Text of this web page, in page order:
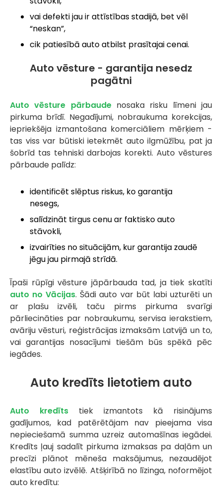
vai defekti jau ir attīstības stadijā, bet vēl
“neskan”,
cik patiesībā auto atbilst prasītajai cenai.
Auto vēsture - garantija nesedz
pagātni
Auto vēsture pārbaudenosaka risku līmeni jau
pirkuma brīdī. Negadījumi, nobraukuma korekcijas,
iepriekšēja izmantošana komerciāliem mērķiem -
tas viss var būtiski ietekmēt auto ilgmūžību, pat ja
šobrīd tas tehniski darbojas korekti. Auto vēstures
pārbaude palīdz:
identificēt slēptus riskus, ko garantija
nesegs,
salīdzināt tirgus cenu ar faktisko auto
stāvokli,
izvairīties no situācijām, kur garantija zaudē
jēgu jau pirmajā strīdā.
Īpaši rūpīgi vēsture jāpārbauda tad, ja tiek skatīti
auto no Vācijas. Šādi auto var būt labi uzturēti un
ar plašu izvēli, taču pirms pirkuma svarīgi
pārliecināties par nobraukumu, servisa ierakstiem,
avāriju vēsturi, reģistrācijas izmaksām Latvijā un to,
vai garantijas nosacījumi tiešām būs spēkā pēc
iegādes.
Auto kredīts lietotiem auto
Auto kredīts tiek izmantots kā risinājums
gadījumos, kad patērētājam nav pieejama visa
nepieciešamā summa uzreiz automašīnas iegādei.
Kredīts ļauj sadalīt pirkuma izmaksas pa daļām un
precīzi plānot mēneša maksājumus, nezaudējot
elastību auto izvēlē. Atšķirībā no līzinga, noformējot
auto kredītu: